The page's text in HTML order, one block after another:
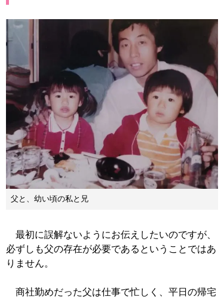
父と、幼い頃の私と兄
最初に誤解ないようにお伝えしたいのですが、
必ずしも父の存在が必要であるということではあ
りません。
商社勤めだった父は仕事で忙しく、平日の帰宅